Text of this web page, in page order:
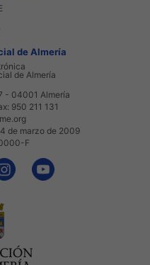
de Almería
de Almería
- 04001 Almería
950 211 131
de marzo de 2009
F